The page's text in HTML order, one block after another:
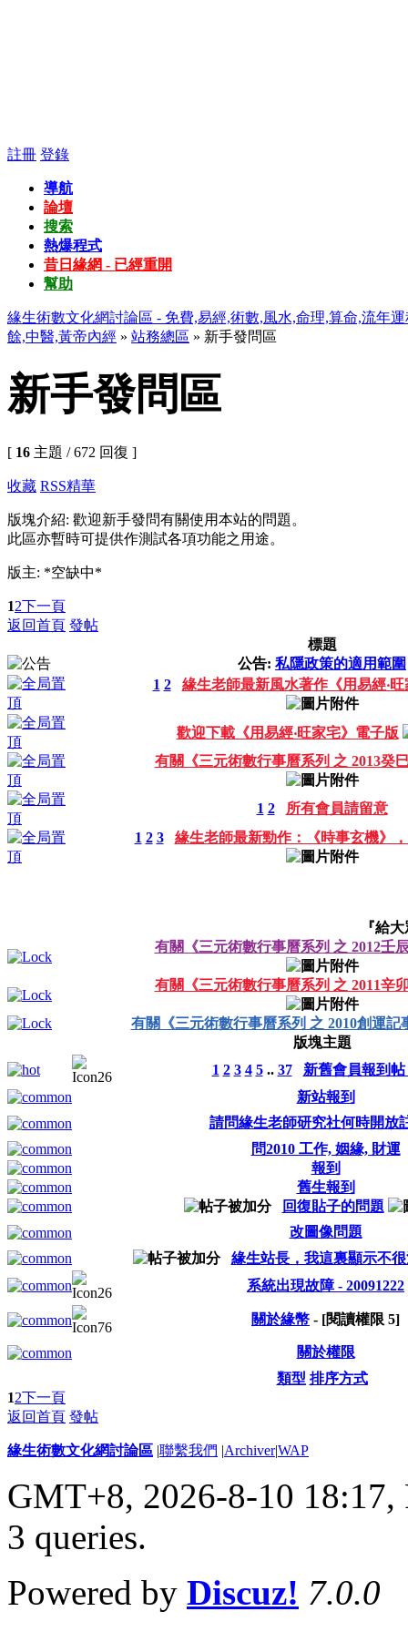
註冊 登錄
導航
論壇
搜索
熱爆程式
昔日緣網 - 已經重開
幫助
緣生術數文化網討論區 - 免費,易經,術數,風水,命理,算命,流年
餘,中醫,黃帝內經 » 站務總區 » 新手發問區
新手發問區
[ 16 主題 / 672 回復 ]
收藏 RSS精華
版塊介紹: 歡迎新手發問有關使用本站的問題。
此區亦暫時可提供作測試各項功能之用途。
版主: *空缺中*
12下一頁
返回首頁 發帖
標題
公告: 私隱政策的適用範圍
1 2 緣生老師最新風水著作《用易經‧
歡迎下載《用易經‧旺家宅》電子版
有關《三元術數行事曆系列 之 2013癸
1 2
所有會員請留意
1 2 3 緣生老師最新勁作：《時事玄機》
『給
有關《三元術數行事曆系列 之 2012壬
有關《三元術數行事曆系列 之 2011辛
有關《三元術數行事曆系列 之 2010創運記
版塊主題
1 2 3 4 5.. 37
新舊會員報到
新站報到
請問緣生老師研究社何時開放
問2010 工作, 姻緣, 財運
報到
舊生報到
回復貼子的問題
改圖像問題
緣生站長，我這裏顯示不
系統出現故障 - 20091222
關於緣幣 - [閱讀權限 5]
關於權限
類型 排序方式
12下一頁
返回首頁 發帖
緣生術數文化網討論區 |聯繫我們 |Archiver|WAP
GMT+8, 2026-8-10 18:17,
3 queries.
Powered by Discuz! 7.0.0